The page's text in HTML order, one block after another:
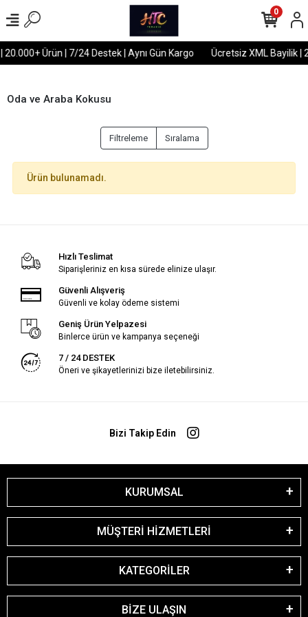
Ürün | 7/24 Destek | Aynı Gün Kargo Ücretsiz XML Bayilik |
0
Oda ve Araba Kokusu
Filtreleme Sıralama
Ürün bulunamadı.
Hızlı Teslimat
Siparişleriniz en kısa sürede elinize ulaşır.
Güvenli Alışveriş
Güvenli ve kolay ödeme sistemi
Geniş Ürün Yelpazesi
Binlerce ürün ve kampanya seçeneği
7 / 24 DESTEK
Öneri ve şikayetlerinizi bize iletebilirsiniz.
Bizi Takip Edin
KURUMSAL
MÜŞTERİ HİZMETLERİ
KATEGORİLER
BİZE ULAŞIN